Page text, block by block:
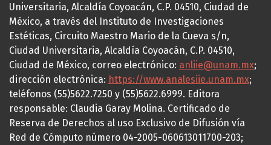
Universitaria, Alcaldía Coyoacán, C.P. 04510, Ciudad de
México, a través del Instituto de Investigaciones
Estéticas, Circuito Maestro Mario de la Cueva s/n,
Ciudad Universitaria, Alcaldía Coyoacán, C.P. 04510,
Ciudad de México, correo electrónico: anliie@unam.mx;
dirección electrónica: https://www.analesiie.unam.mx;
teléfonos (55)5622.7250 y (55)5622.6999. Editora
responsable: Claudia Garay Molina. Certificado de
Reserva de Derechos al uso Exclusivo de Difusión vía
Red de Cómputo número 04-2005-060613011700-203;